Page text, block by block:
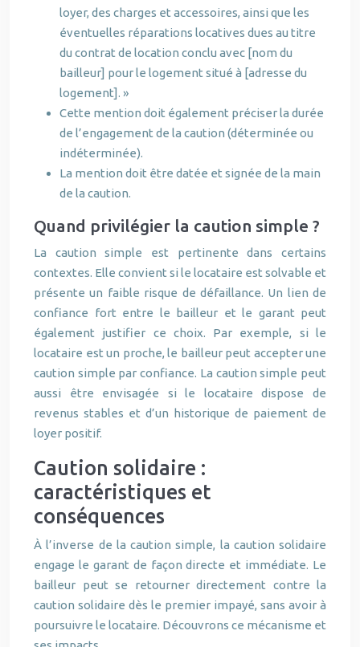
loyer, des charges et accessoires, ainsi que les
éventuelles réparations locatives dues au titre
du contrat de location conclu avec [nom du
bailleur] pour le logement situé à [adresse du
logement]. »
Cette mention doit également préciser la durée
de l’engagement de la caution (déterminée ou
indéterminée).
La mention doit être datée et signée de la main
de la caution.
Quand privilégier la caution simple ?
La caution simple est pertinente dans certains
contextes. Elle convient si le locataire est solvable et
présente un faible risque de défaillance. Un lien de
confiance fort entre le bailleur et le garant peut
également justifier ce choix. Par exemple, si le
locataire est un proche, le bailleur peut accepter une
caution simple par confiance. La caution simple peut
aussi être envisagée si le locataire dispose de
revenus stables et d’un historique de paiement de
loyer positif.
Caution solidaire :
caractéristiques et
conséquences
À l’inverse de la caution simple, la caution solidaire
engage le garant de façon directe et immédiate. Le
bailleur peut se retourner directement contre la
caution solidaire dès le premier impayé, sans avoir à
poursuivre le locataire. Découvrons ce mécanisme et